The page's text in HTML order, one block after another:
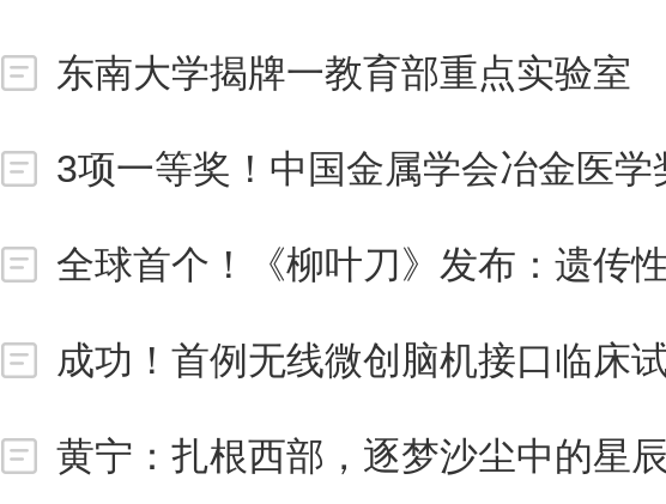
绿色建造，充分释放传统“城市矿产”资
加快补齐“新三样”等固体废弃物循环利
要持续扩大再利用规模，推进海外优质
再制造，规范二手商品流通交易发展。
通废弃物回收网络，强化产业侧废弃
东南大学揭牌一教育部重点实验室
3项一等奖！中国金属学会冶金医学
成功！首例无线微创脑机接口临床试
黄宁：扎根西部，逐梦沙尘中的星辰